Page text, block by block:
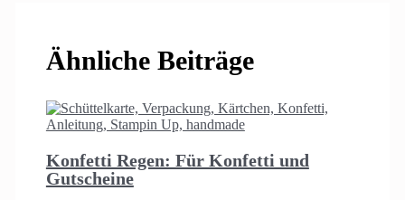
Ähnliche Beiträge
Konfetti Regen: Für Konfetti und
Gutscheine